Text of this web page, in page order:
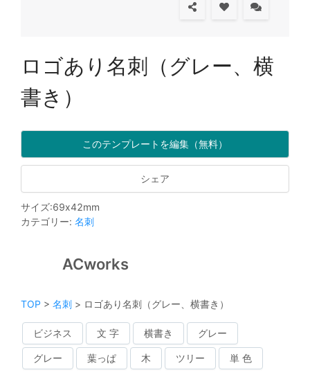
ロゴあり名刺（グレー、横
書き）
このテンプレートを編集（無料）
シェア
サイズ:69x42mm
カテゴリー: 名刺
ACworks
TOP > 名刺 > ロゴあり名刺（グレー、横書き）
ビジネス 文 字 横書き グレー
グレー 葉っぱ 木 ツリー 単 色